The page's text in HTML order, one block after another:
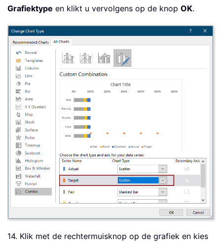
Grafiektype en klikt u vervolgens op de knop OK.
14. Klik met de rechtermuisknop op de grafiek en kies